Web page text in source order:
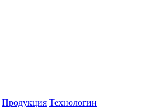
Продукция Технологии